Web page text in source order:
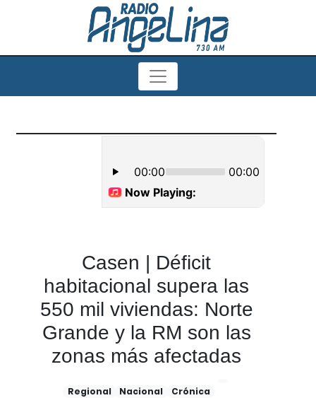
Casen | Déficit
habitacional supera las
550 mil viviendas: Norte
Grande y la RM son las
zonas más afectadas
Regional Nacional Crónica